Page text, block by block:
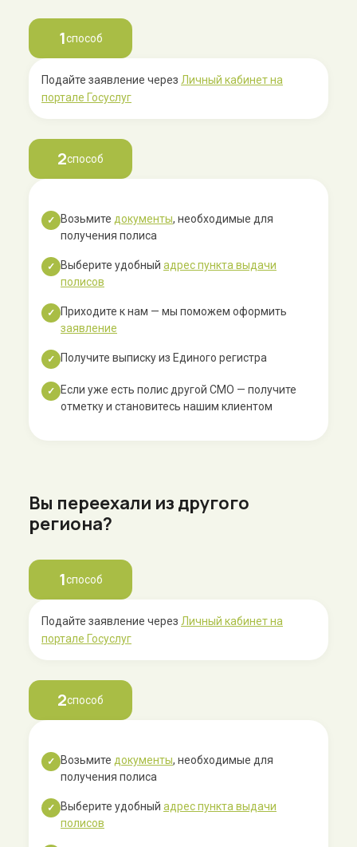
1способ
Подайте заявление через Личный кабинет на
портале Госуслуг
2способ
✓ Возьмите документы, необходимые для
получения полиса
✓ Выберите удобный адрес пункта выдачи
полисов
✓
Приходите к нам — мы поможем оформить
заявление
✓ Получите выписку из Единого регистра
✓
Если уже есть полис другой СМО — получите
отметку и становитесь нашим клиентом
Вы переехали из другого
региона?
1способ
Подайте заявление через Личный кабинет на
портале Госуслуг
2способ
✓ Возьмите документы, необходимые для
получения полиса
✓ Выберите удобный адрес пункта выдачи
полисов